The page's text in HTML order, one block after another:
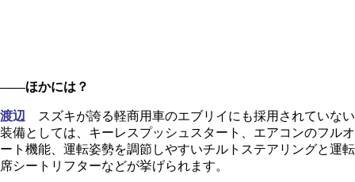
――ほかには？
渡辺 スズキが誇る軽商用車のエブリイにも採用されていない
装備としては、キーレスプッシュスタート、エアコンのフルオ
ート機能、運転姿勢を調節しやすいチルトステアリングと運転
席シートリフターなどが挙げられます。